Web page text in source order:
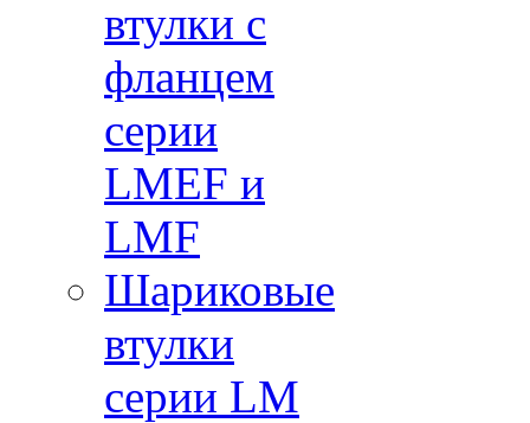
втулки с
фланцем
серии
LMEF и
LMF
Шариковые
втулки
серии LM